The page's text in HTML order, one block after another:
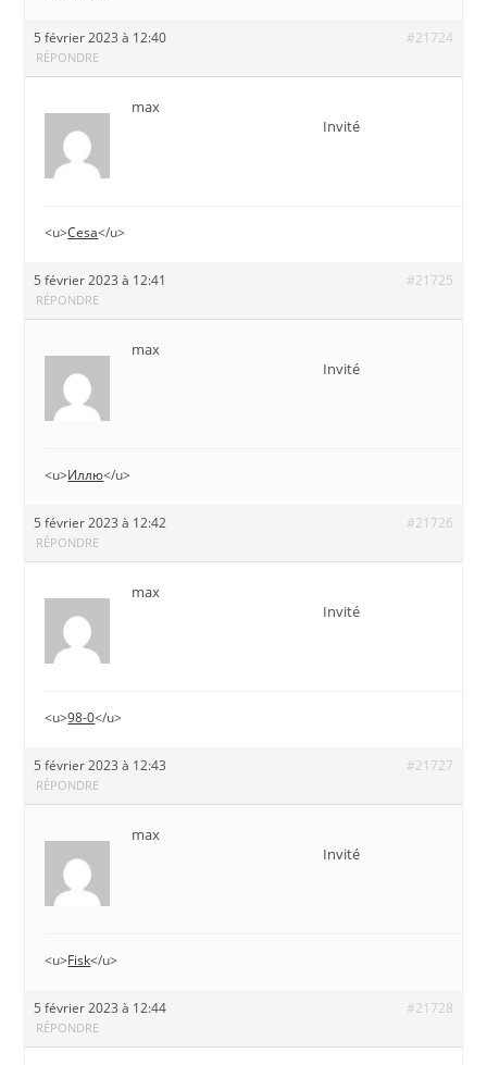
5 février 2023 à 12:40 #21724
RÉPONDRE
max
Invité
<u>Cesa</u>
5 février 2023 à 12:41 #21725
RÉPONDRE
max
Invité
<u>Иллю</u>
5 février 2023 à 12:42 #21726
RÉPONDRE
max
Invité
<u>98-0</u>
5 février 2023 à 12:43 #21727
RÉPONDRE
max
Invité
<u>Fisk</u>
5 février 2023 à 12:44 #21728
RÉPONDRE